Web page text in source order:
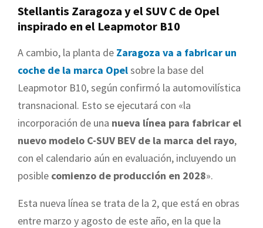
Stellantis Zaragoza y el SUV C de Opel
inspirado en el Leapmotor B10
A cambio, la planta de Zaragoza va a fabricar un
coche de la marca Opelsobre la base del
Leapmotor B10, según confirmó la automovilística
transnacional. Esto se ejecutará con «la
incorporación de una nueva línea para fabricar el
nuevo modelo C-SUV BEV de la marca del rayo,
con el calendario aún en evaluación, incluyendo un
posible comienzo de producción en 2028».
Esta nueva línea se trata de la 2, que está en obras
entre marzo y agosto de este año, en la que la